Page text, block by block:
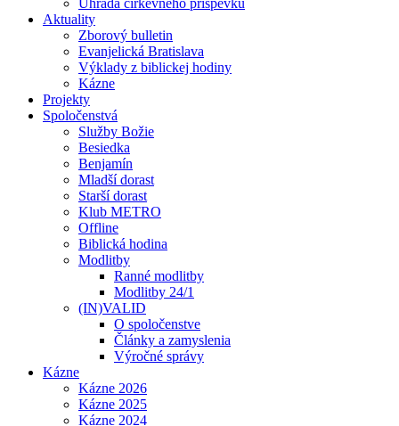
Úhrada cirkevného príspevku
Aktuality
Zborový bulletin
Evanjelická Bratislava
Výklady z biblickej hodiny
Kázne
Projekty
Spoločenstvá
Služby Božie
Besiedka
Benjamín
Mladší dorast
Starší dorast
Klub METRO
Offline
Biblická hodina
Modlitby
Ranné modlitby
Modlitby 24/1
(IN)VALID
O spoločenstve
Články a zamyslenia
Výročné správy
Kázne
Kázne 2026
Kázne 2025
Kázne 2024